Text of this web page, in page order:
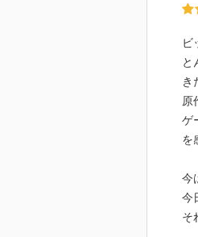
ビ
と
き
原
ゲ
を
今
今
そ